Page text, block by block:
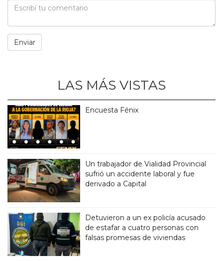
LAS MÁS VISTAS
Encuesta Fénix
Un trabajador de Vialidad Provincial
sufrió un accidente laboral y fue
derivado a Capital
Detuvieron a un ex policía acusado
de estafar a cuatro personas con
falsas promesas de viviendas